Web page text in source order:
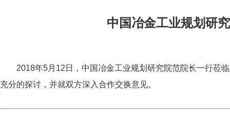
中国冶金工业规划研
2018年5月12日，中国冶金工业规划研究院范院长一行莅
充分的探讨，并就双方深入合作交换意见。